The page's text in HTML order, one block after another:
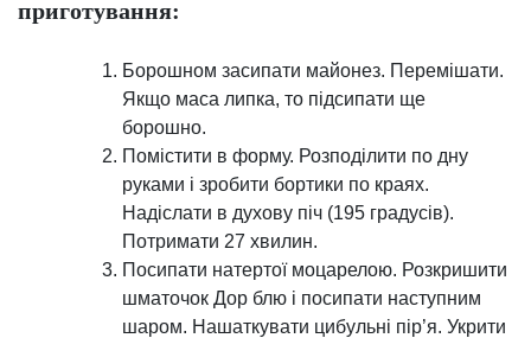
приготування:
Борошном засипати майонез. Перемішати.
Якщо маса липка, то підсипати ще
борошно.
Помістити в форму. Розподілити по дну
руками і зробити бортики по краях.
Надіслати в духову піч (195 градусів).
Потримати 27 хвилин.
Посипати натертої моцарелою. Розкришити
шматочок Дор блю і посипати наступним
шаром. Нашаткувати цибульні пір’я. Укрити